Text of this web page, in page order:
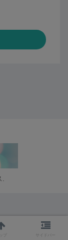
.
プ サイドバー